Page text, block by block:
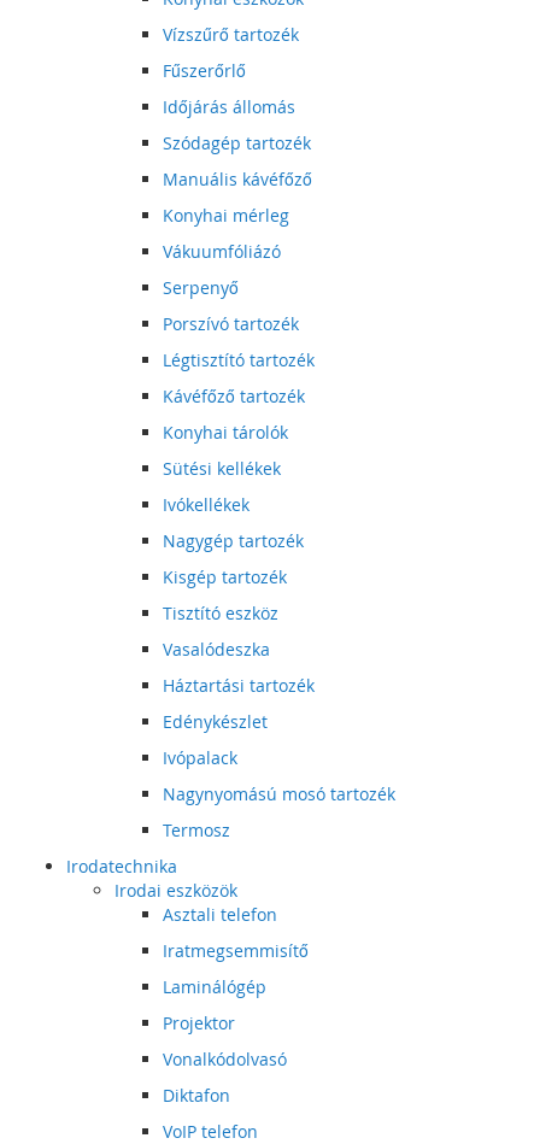
Vízszűrő tartozék
Fűszerőrlő
Időjárás állomás
Szódagép tartozék
Manuális kávéfőző
Konyhai mérleg
Vákuumfóliázó
Serpenyő
Porszívó tartozék
Légtisztító tartozék
Kávéfőző tartozék
Konyhai tárolók
Sütési kellékek
Ivókellékek
Nagygép tartozék
Kisgép tartozék
Tisztító eszköz
Vasalódeszka
Háztartási tartozék
Edénykészlet
Ivópalack
Nagynyomású mosó tartozék
Termosz
Irodatechnika
Irodai eszközök
Asztali telefon
Iratmegsemmisítő
Laminálógép
Projektor
Vonalkódolvasó
Diktafon
VoIP telefon